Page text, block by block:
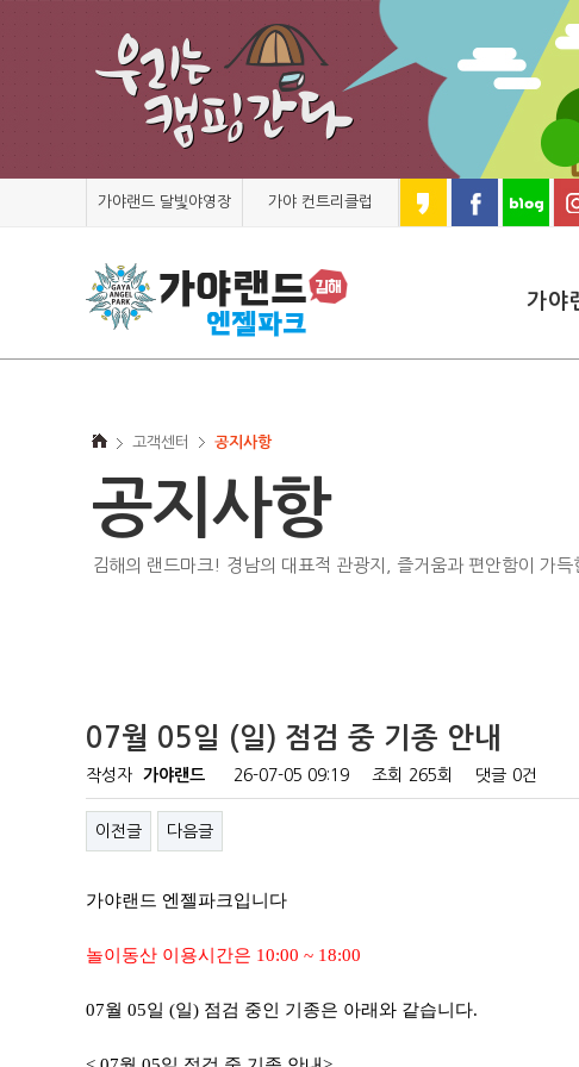
가야랜드 달빛야영장 가야 컨트리클럽
가야
고객센터 공지사항
공지사항
김해의 랜드마크! 경남의 대표적 관광지, 즐거움과 편안함이 가득
07월 05일 (일) 점검 중 기종 안내
작성자 가야랜드 26-07-05 09:19 조회 265회 댓글 0건
이전글 다음글
가야랜드 엔젤파크입니다
놀이동산 이용시간은 10:00 ~ 18:00
07월 05일 (일) 점검 중인 기종은 아래와 같습니다.